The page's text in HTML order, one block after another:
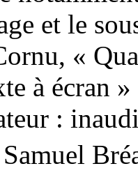
et le
«
à écran
: